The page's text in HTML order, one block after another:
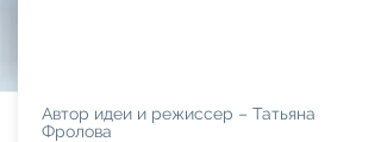
Автор идеи и режиссер – Татьяна
Фролова